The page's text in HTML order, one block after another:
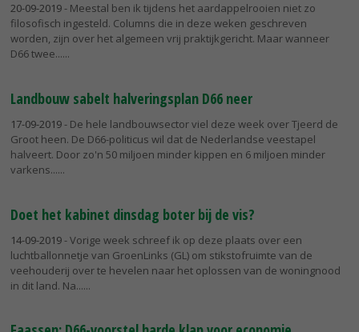
20-09-2019- Meestal ben ik tijdens het aardappelrooien niet zo
filosofisch ingesteld. Columns die in deze weken geschreven
worden, zijn over het algemeen vrij praktijkgericht. Maar wanneer
D66 twee...
Landbouw sabelt halveringsplan D66 neer
17-09-2019- De hele landbouwsector viel deze week over Tjeerd de
Groot heen. De D66-politicus wil dat de Nederlandse veestapel
halveert. Door zo'n 50 miljoen minder kippen en 6 miljoen minder
varkens...
Doet het kabinet dinsdag boter bij de vis?
14-09-2019- Vorige week schreef ik op deze plaats over een
luchtballonnetje van GroenLinks (GL) om stikstofruimte van de
veehouderij over te hevelen naar het oplossen van de woningnood
in dit land. Na...